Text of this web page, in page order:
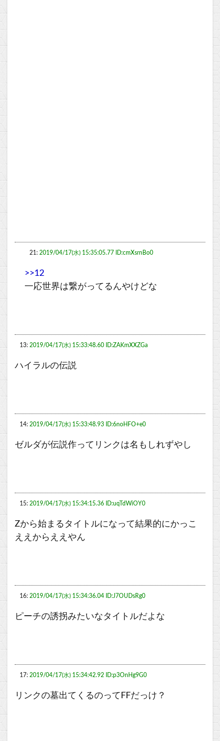
21: 2019/04/17(水) 15:35:05.77 ID:cmXsrnBo0
>>12
一応世界は繋がってるんやけどな
13: 2019/04/17(水) 15:33:48.60 ID:ZAKmXXZGa
ハイラルの伝説
14: 2019/04/17(水) 15:33:48.93 ID:6noHFO+e0
ゼルダが伝説作ってリンクは名もしれずやし
15: 2019/04/17(水) 15:34:15.36 ID:uqTdWiOY0
Zから始まるタイトルになって結果的にかっこ
ええからええやん
16: 2019/04/17(水) 15:34:36.04 ID:J7OUDsRg0
ピーチの誘拐みたいなタイトルだよな
17: 2019/04/17(水) 15:34:42.92 ID:p3OnHg9G0
リンクの墓出てくるのってFFだっけ？